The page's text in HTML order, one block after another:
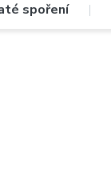
spoření |